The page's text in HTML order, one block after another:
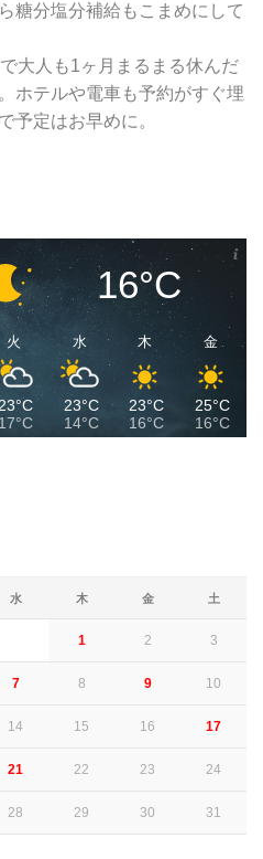
糖分塩分補給もこまめにして
大人も1ヶ月まるまる休んだ
ホテルや電車も予約がすぐ埋
予定はお早めに。
16°C
火
23°C
17°C
水
23°C
14°C
木
23°C
16°C
金
25°C
16°C
水 木 金 土
1 2 3
7 8 9 10
14 15 16 17
21 22 23 24
28 29 30 31